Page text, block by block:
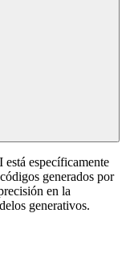
específicamente
generados por
en la
generativos.